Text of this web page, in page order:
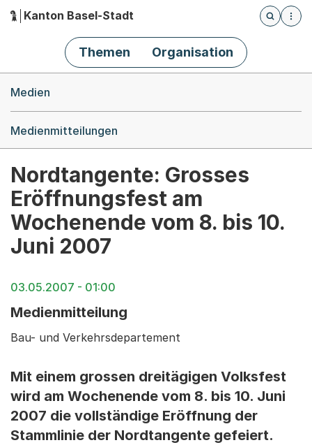
Hauptnavigation
Kanton Basel-Stadt
Öffnet
Themen Organisation
Medien
Medienmitteilungen
Nordtangente: Grosses
Eröffnungsfest am
Wochenende vom 8. bis 10.
Juni 2007
03.05.2007 - 01:00
Medienmitteilung
Bau- und Verkehrsdepartement
Mit einem grossen dreitägigen Volksfest
wird am Wochenende vom 8. bis 10. Juni
2007 die vollständige Eröffnung der
Stammlinie der Nordtangente gefeiert.